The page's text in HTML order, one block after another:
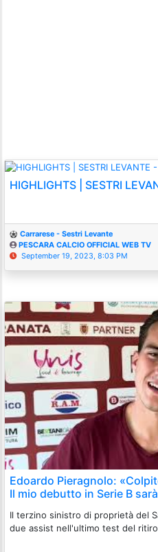
HIGHLIGHTS | SESTRI
Carrarese - Sestri Levante
PESCARA CALCIO OFFICIAL WEB TV
September 19, 2023, 8:03 PM
Edoardo Pieragnolo:
Il mio debutto in Serie B
Il terzino sinistro di proprietà del
due assist nell'ultimo test del